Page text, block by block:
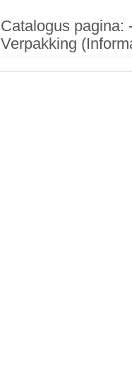
Catalogus pagina:
Verpakking